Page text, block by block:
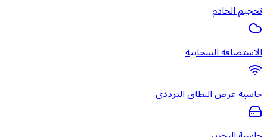
تحجيم الخادم
الاستضافة السحابية
حاسبة عرض النطاق الترددي